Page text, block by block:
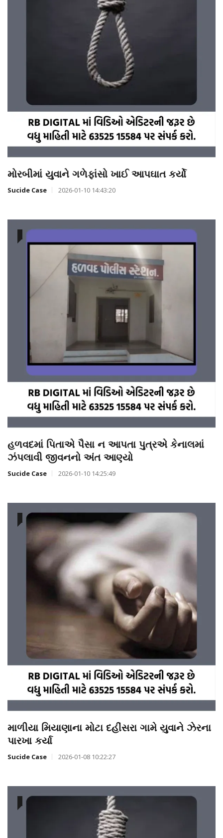
મોરબીમાં યુવાને ગળેફાંસો ખાઈ આપઘાત કર્યો
Sucide Case 2026-01-10 14:43:20
હળવદમાં પિતાએ પૈસા ન આપતા પુત્રએ કેનાલમાં
ઝંપલાવી જીવનનો અંત આણ્યો
Sucide Case 2026-01-10 14:25:49
માળીયા મિયાણાના મોટા દહીંસરા ગામે યુવાને ઝેરના
પારખા કર્યા
Sucide Case 2026-01-08 10:22:27